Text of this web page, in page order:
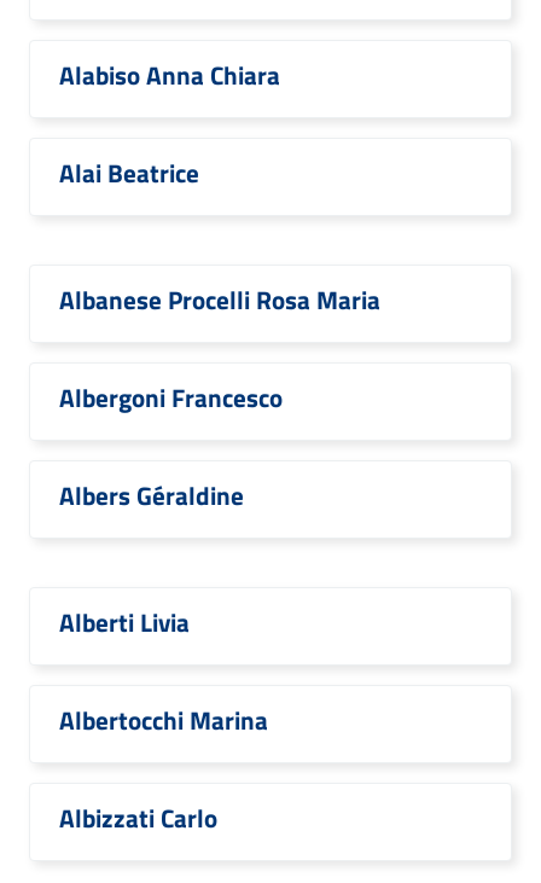
Alabiso Anna Chiara
Alai Beatrice
Albanese Procelli Rosa Maria
Albergoni Francesco
Albers Géraldine
Alberti Livia
Albertocchi Marina
Albizzati Carlo